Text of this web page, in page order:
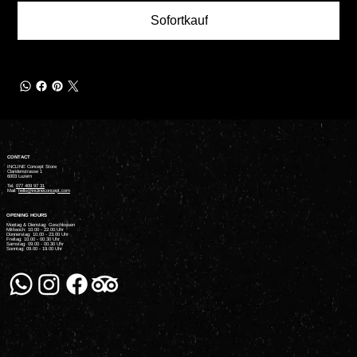
Sofortkauf
CONTACT
INCLINE Concept Store
Claridenstrasse 1
6003 Luzern
Tel. 077 409 97 31
Mail:hello@inclineconcept.com
OPENING HOURS
Montag & Dienstag: Geschlossen
Mittwoch: 10.00 - 22.00 Uhr
Donnerstag: 10.00 - 23.00 Uhr
Freitag: 10.00 - 00.30 Uhr
Samstag: 09.00 - 00.30 Uhr
Sonntag: 09.00 - 19.00 Uhr